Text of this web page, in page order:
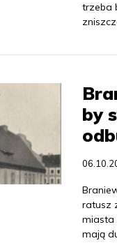
trzeba
by
ratusz
miasta
mają